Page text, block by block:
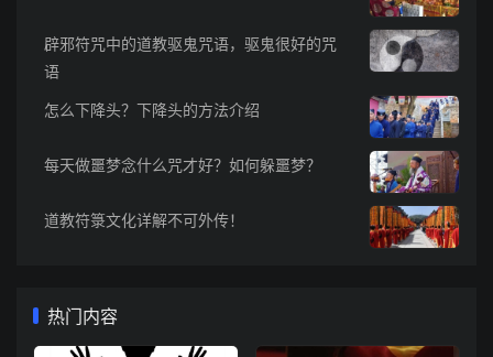
辟邪符咒中的道教驱鬼咒语，驱鬼很好的咒
语
怎么下降头？下降头的方法介绍
每天做噩梦念什么咒才好？如何躲噩梦？
道教符箓文化详解不可外传！
热门内容